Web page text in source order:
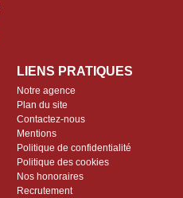
LIENS PRATIQUES
Notre agence
Plan du site
Contactez-nous
Mentions
Politique de confidentialité
Politique des cookies
Nos honoraires
Recrutement